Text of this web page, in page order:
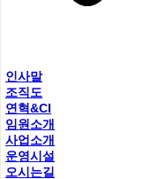
인사말
조직도
연혁&CI
임원소개
사업소개
운영시설
오시는길